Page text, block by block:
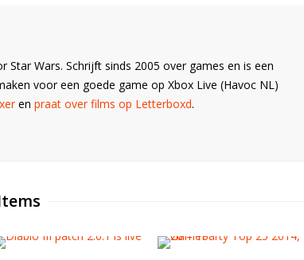
Wars. Schrijft sinds 2005 over games en is een
voor een goede game op Xbox Live (Havoc NL)
en praat over films op Letterboxd.